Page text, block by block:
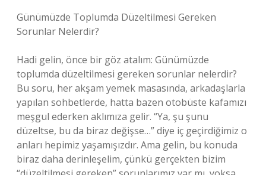
Günümüzde Toplumda Düzeltilmesi Gereken
Sorunlar Nelerdir?
Hadi gelin, önce bir göz atalım: Günümüzde
toplumda düzeltilmesi gereken sorunlar nelerdir?
Bu soru, her akşam yemek masasında, arkadaşlarla
yapılan sohbetlerde, hatta bazen otobüste kafamızı
meşgul ederken aklımıza gelir. “Ya, şu şunu
düzeltse, bu da biraz değişse…” diye iç geçirdiğimiz o
anları hepimiz yaşamışızdır. Ama gelin, bu konuda
biraz daha derinleşelim, çünkü gerçekten bizim